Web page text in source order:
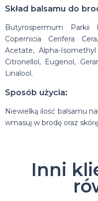
Skład balsamu do
Butyrospermum
Copernicia Cerifera
Acetate, Alpha-
Citronellol, Eugenol,
Linalool.
Sposób użycia:
Niewielką ilość balsamu
wmasuj w brodę oraz
Inni